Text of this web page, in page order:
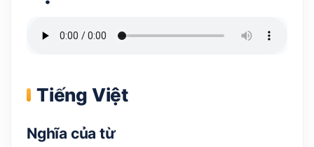
Tiếng Việt
Nghĩa của từ